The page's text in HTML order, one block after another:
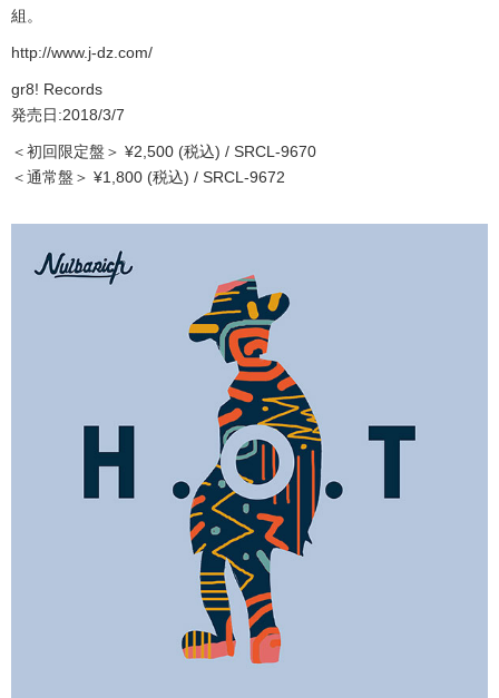
組。
http://www.j-dz.com/
gr8! Records
発売日:2018/3/7
＜初回限定盤＞ ¥2,500 (税込) / SRCL-9670
＜通常盤＞ ¥1,800 (税込) / SRCL-9672